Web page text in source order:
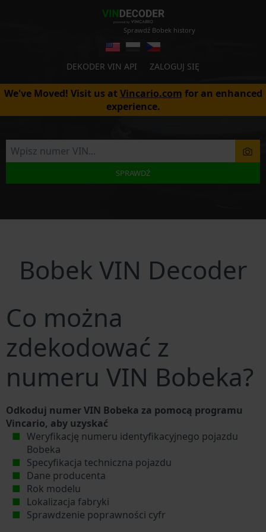
Sprawdź Bobek history
DEKODER VIN API ZALOGUJ SIĘ
We've Moved! Visit us atVincario.com for an enhanced
experience.
SPRAWDŹ
Bobek VIN Decoder
Co można
zdekodować z
numeru VIN Bobeka?
Odkoduj numer VIN Bobeka za pomocą programu
Vincario, aby uzyskać
Weryfikację numeru identyfikacyjnego pojazdu
Bobeka
Specyfikacja techniczna pojazdu
Dane producenta
Rok modelu
Lokalizacja fabryki
Sprawdzenie poprawności cyfr